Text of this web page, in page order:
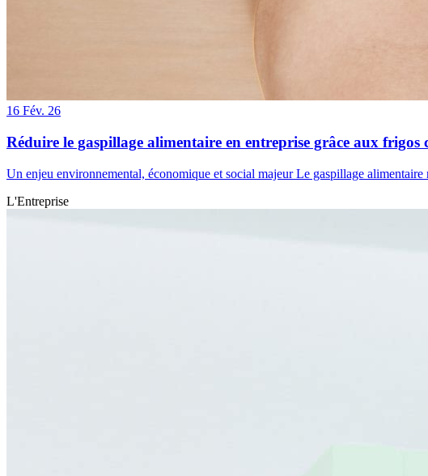
16 Fév. 26
Réduire le gaspillage alimentaire en entreprise grâce aux frigos
Un enjeu environnemental, économique et social majeur Le gaspillage
L'Entreprise